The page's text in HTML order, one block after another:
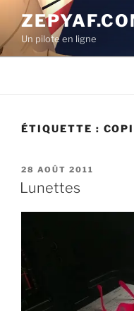
contenu
principal
Un pilote en ligne
ÉTIQUETTE :
PUBLIÉ
LE
28 AOÛT 2011
Lunettes